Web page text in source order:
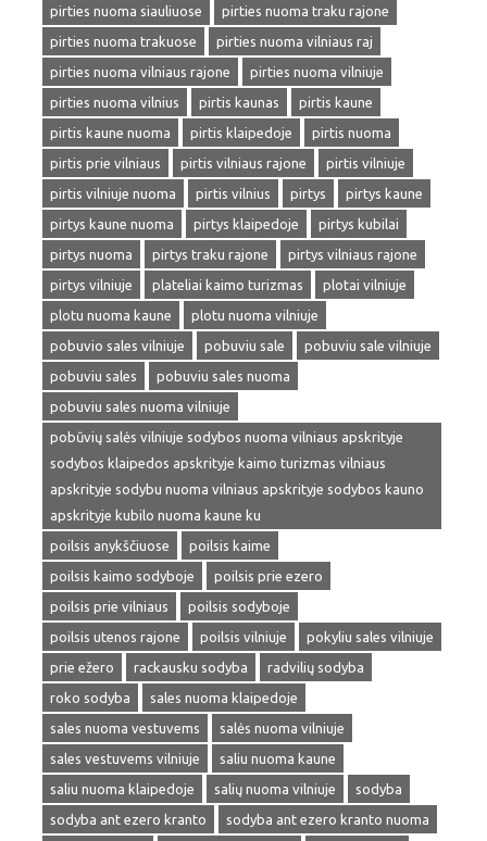
pirties nuoma siauliuose
pirties nuoma traku rajone
pirties nuoma trakuose
pirties nuoma vilniaus raj
pirties nuoma vilniaus rajone
pirties nuoma vilniuje
pirties nuoma vilnius
pirtis kaunas
pirtis kaune
pirtis kaune nuoma
pirtis klaipedoje
pirtis nuoma
pirtis prie vilniaus
pirtis vilniaus rajone
pirtis vilniuje
pirtis vilniuje nuoma
pirtis vilnius pirtys
pirtys kaune
pirtys kaune nuoma
pirtys klaipedoje
pirtys kubilai
pirtys nuoma
pirtys traku rajone
pirtys vilniaus rajone
pirtys vilniuje
plateliai kaimo turizmas
plotai vilniuje
plotu nuoma kaune
plotu nuoma vilniuje
pobuvio sales vilniuje
pobuviu sale
pobuviu sale vilniuje
pobuviu sales
pobuviu sales nuoma
pobuviu sales nuoma vilniuje
pobūvių salės vilniuje sodybos nuoma vilniaus apskrityje
sodybos klaipedos apskrityje kaimo turizmas vilniaus
apskrityje sodybu nuoma vilniaus apskrityje sodybos kauno
apskrityje kubilo nuoma kaune ku
poilsis anykščiuose
poilsis kaime
poilsis kaimo sodyboje
poilsis prie ezero
poilsis prie vilniaus
poilsis sodyboje
poilsis utenos rajone
poilsis vilniuje
pokyliu sales vilniuje
prie ežero
rackausku sodyba
radvilių sodyba
roko sodyba
sales nuoma klaipedoje
sales nuoma vestuvems
salės nuoma vilniuje
sales vestuvems vilniuje
saliu nuoma kaune
saliu nuoma klaipedoje
salių nuoma vilniuje
sodyba
sodyba ant ezero kranto
sodyba ant ezero kranto nuoma